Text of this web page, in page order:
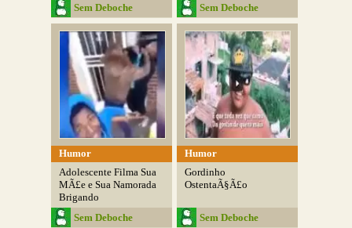
Sem Deboche
Sem Deboche
Humor
Adolescente Filma Sua
MÃ£e e Sua Namorada
Brigando
Sem Deboche
Humor
Gordinho
OstentaÃ§Ã£o
Sem Deboche